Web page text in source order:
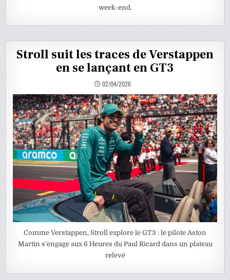
week-end.
Stroll suit les traces de Verstappen
en se lançant en GT3
02/04/2026
Comme Verstappen, Stroll explore le GT3 : le pilote Aston
Martin s’engage aux 6 Heures du Paul Ricard dans un plateau
relevé